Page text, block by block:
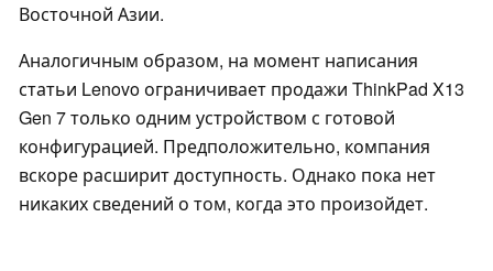
Восточной Азии.
Аналогичным образом, на момент написания
статьи Lenovo ограничивает продажи ThinkPad X13
Gen 7 только одним устройством с готовой
конфигурацией. Предположительно, компания
вскоре расширит доступность. Однако пока нет
никаких сведений о том, когда это произойдет.